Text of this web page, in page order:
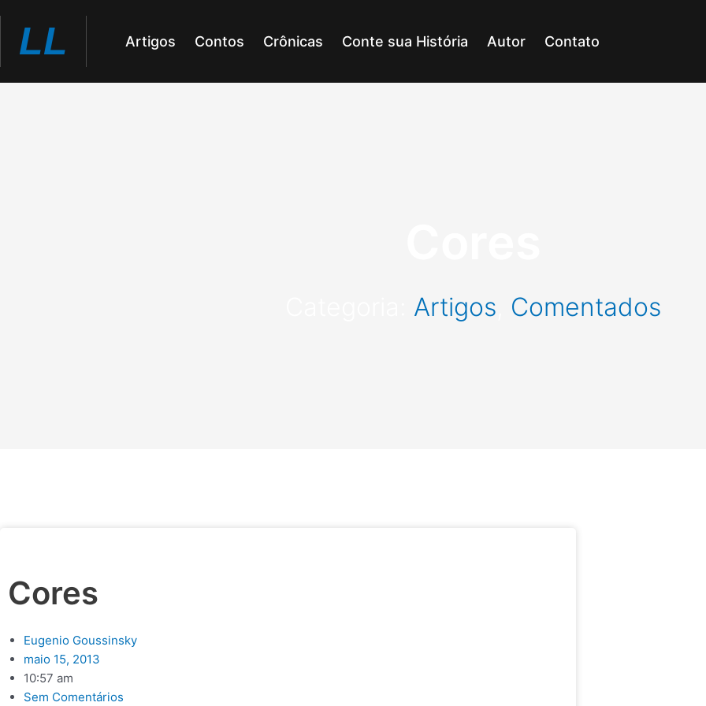
conteúdo
LL Artigos Contos Crônicas Conte sua História Autor Contato
Artigos Comentados
Cores
Eugenio Goussinsky
maio 15, 2013
10:57 am
Sem Comentários